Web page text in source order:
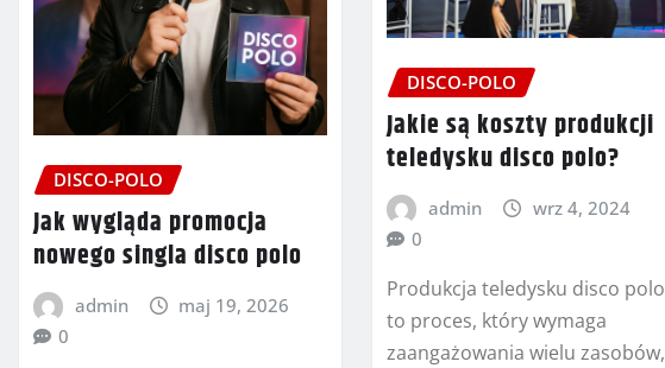
DISCO-POLO
Jak wygląda promocja
nowego singla disco polo
admin
maj 19, 2026
0
DISCO-POLO
Jakie są koszty produkcji
teledysku disco polo?
admin
wrz 4, 2024
0
Produkcja teledysku disco polo
to proces, który wymaga
zaangażowania wielu zasobów,